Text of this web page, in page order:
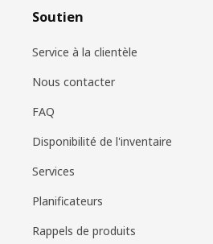
Soutien
Service à la clientèle
Nous contacter
FAQ
Disponibilité de l'inventaire
Services
Planificateurs
Rappels de produits